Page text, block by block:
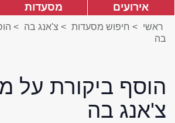
אירועים מסעדות
ראשי > חיפוש מסעדות > צ'אנג בה >
בה
הוסף ביקורת על
צ'אנג בה